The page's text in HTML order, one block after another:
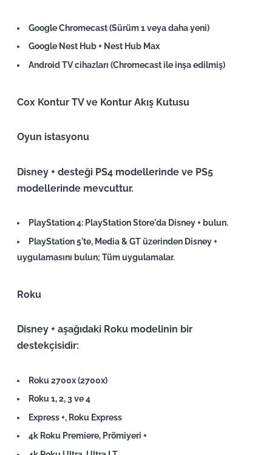
Google Chromecast (Sürüm 1 veya daha yeni)
Google Nest Hub + Nest Hub Max
Android TV cihazları (Chromecast ile inşa edilmiş)
Cox Kontur TV ve Kontur Akış Kutusu
Oyun istasyonu
Disney + desteği PS4 modellerinde ve PS5
modellerinde mevcuttur.
PlayStation 4: PlayStation Store'da Disney + bulun.
PlayStation 5'te, Media & GT üzerinden Disney +
uygulamasını bulun; Tüm uygulamalar.
Roku
Disney + aşağıdaki Roku modelinin bir
destekçisidir:
Roku 2700x (2700x)
Roku 1, 2, 3 ve 4
Express +, Roku Express
4k Roku Premiere, Prömiyeri +